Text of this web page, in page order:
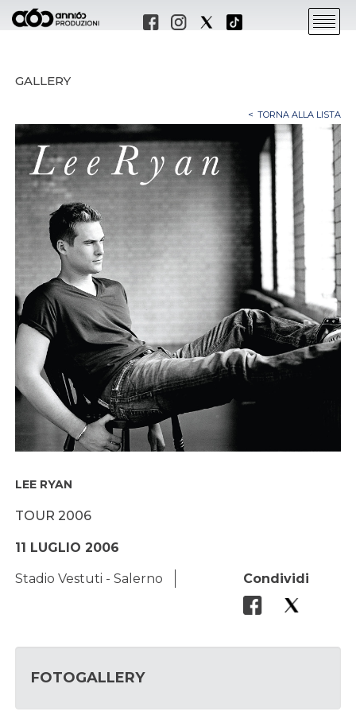
GALLERY
TORNA ALLA LISTA
LEE RYAN
TOUR 2006
11 LUGLIO 2006
Stadio Vestuti - Salerno Condividi
FOTOGALLERY